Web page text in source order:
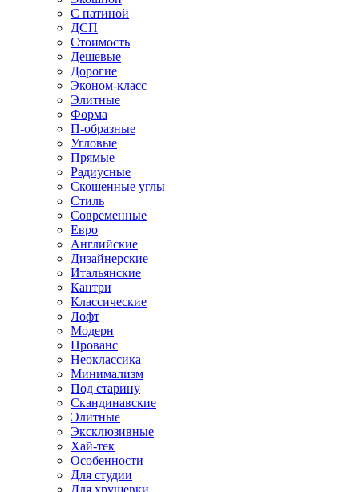
С патиной
ДСП
Стоимость
Дешевые
Дорогие
Эконом-класс
Элитные
Форма
П-образные
Угловые
Прямые
Радиусные
Скошенные углы
Стиль
Современные
Евро
Английские
Дизайнерские
Итальянские
Кантри
Классические
Лофт
Модерн
Прованс
Неоклассика
Минимализм
Под старину
Скандинавские
Элитные
Эксклюзивные
Хай-тек
Особенности
Для студии
Для хрущевки